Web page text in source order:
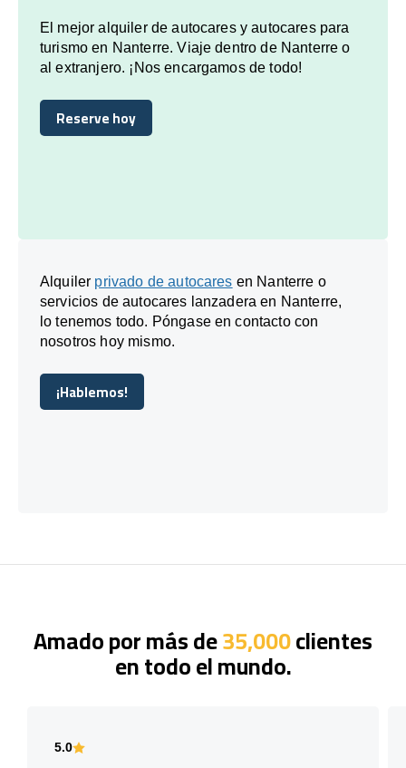
El mejor alquiler de autocares y autocares para
turismo en Nanterre. Viaje dentro de Nanterre o
al extranjero. ¡Nos encargamos de todo!
Reserve hoy
Reserve hoy
Alquiler privado de autocares en Nanterre o
servicios de autocares lanzadera en Nanterre,
lo tenemos todo. Póngase en contacto con
nosotros hoy mismo.
¡Hablemos!
¡Hablemos!
Amado por más de35,000clientes
en todo el mundo.
5.0